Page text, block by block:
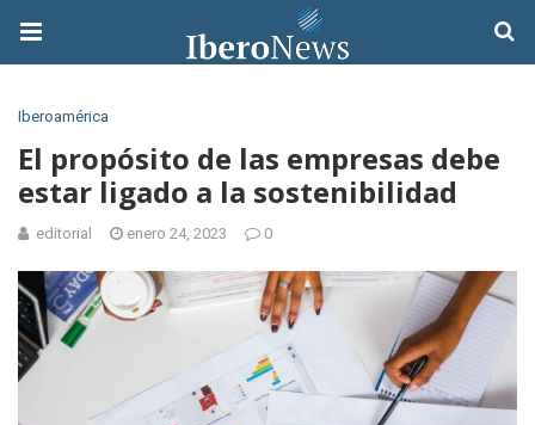
Iberoamérica
El propósito de las empresas debe
estar ligado a la sostenibilidad
editorial enero 24, 2023 0